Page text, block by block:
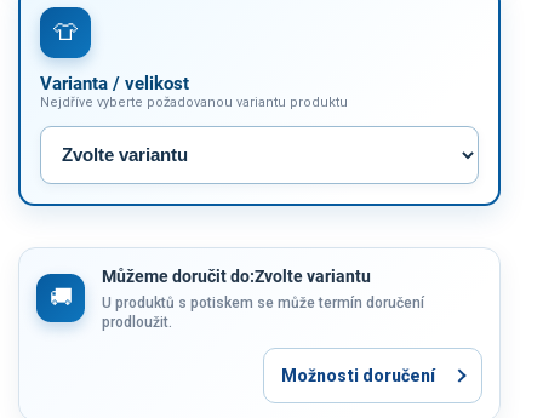
Varianta / velikost
Nejdříve vyberte požadovanou variantu produktu
Můžeme doručit do:Zvolte variantu
U produktů s potiskem se může termín doručení
prodloužit.
Možnosti doručení